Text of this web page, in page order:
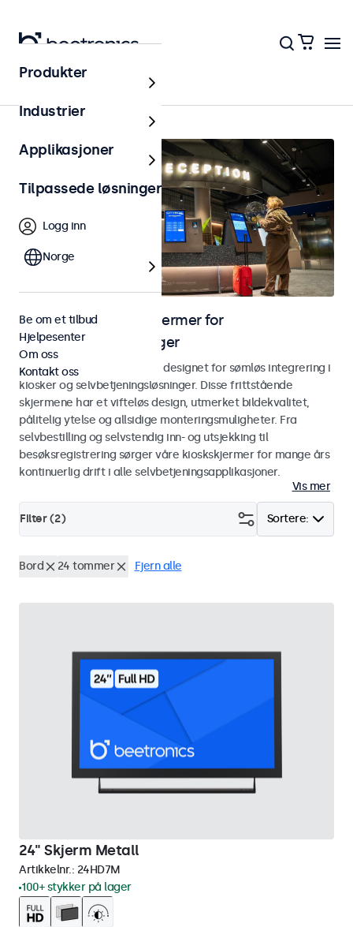
Hjem
Skjermer og touchskjermer for
selvbetjeningsløsninger
Skjermer og touchskjermer designet for sømløs integrering i
kiosker og selvbetjeningsløsninger. Disse frittstående
skjermene har et vifteløs design, utmerket bildekvalitet,
pålitelig ytelse og allsidige monteringsmuligheter. Fra
selvbestilling og selvstendig inn- og utsjekking til
besøksregistrering sørger våre kioskskjermer for mange års
kontinuerlig drift i alle selvbetjeningsapplikasjoner.
Vis mer
Sortere:
Filter (2)
Bord 24 tommer Fjern alle
24" Skjerm Metall
Artikkelnr.: 24HD7M
100+ stykker på lager
Produkter
Industrier
Applikasjoner
Tilpassede løsninger
Logg inn
Norge
Be om et tilbud
Hjelpesenter
Om oss
Kontakt oss